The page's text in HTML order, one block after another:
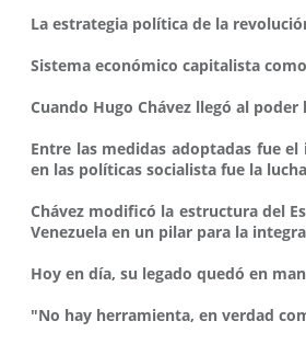
La estrategia política de la
Sistema económico capitalista
Cuando Hugo Chávez llegó al
Entre las medidas adoptadas fue
en las políticas socialista fue la
Chávez modificó la estructura del
Venezuela en un pilar para la
Hoy en día, su legado quedó en
"No hay herramienta, en verdad